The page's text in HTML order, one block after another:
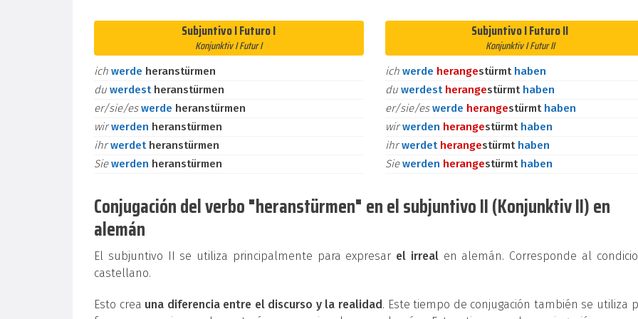
Subjuntivo I Futuro I
Konjunktiv I Futur I
ich werde heranstürmen
du werdest heranstürmen
er/sie/eswerde heranstürmen
wirwerden heranstürmen
ihrwerdet heranstürmen
Siewerden heranstürmen
Subjuntivo I Futuro II
Konjunktiv I Futur II
ich werde herangestürmt haben
du werdest herangestürmt haben
er/sie/eswerde herangestürmt haben
wirwerden herangestürmt haben
ihrwerdet herangestürmt haben
Siewerden herangestürmt haben
Conjugación del verbo "heranstürmen" en el subjuntivo II (Konjunktiv II) en
alemán
El subjuntivo II se utiliza principalmente para expresar el irrealen alemán. Corresponde al
castellano.
Esto crea una diferencia entre el discurso y la realidad. Este tiempo de conjugación también se utiliza